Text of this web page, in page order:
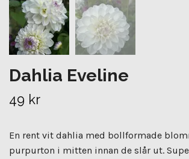
Dahlia Eveline
49 kr
En rent vit dahlia med bollformade
purpurton i mitten innan de slår ut.